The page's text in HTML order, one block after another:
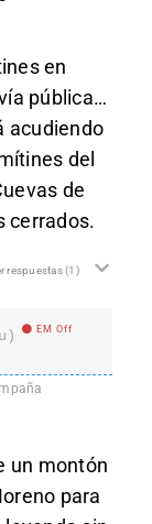
en
pública…
acudiendo
del
de
cerrados.
respuestas(1)
EM Off
un montón
para